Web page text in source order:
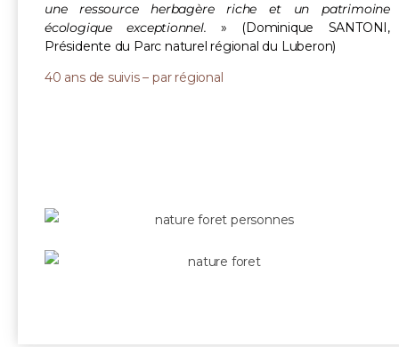
une ressource herbagère riche et un patrimoine
écologique exceptionnel. » (Dominique SANTONI,
Présidente du Parc naturel régional du Luberon)
40 ans de suivis – par régional